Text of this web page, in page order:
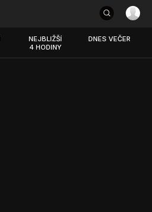
NEJBLIŽŠÍ
4 HODINY
DNES VEČER